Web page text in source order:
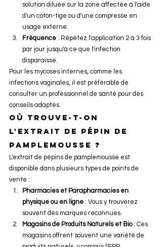
solution diluée sur la zone affectée à l'aide
d'un coton-tige ou d'une compresse en
usage externe.
Fréquence : Répétez l'application 2 à 3 fois
par jour jusqu'à ce que l'infection
disparaisse.
Pour les mycoses internes, comme les
infections vaginales, il est préférable de
consulter un professionnel de santé pour des
conseils adaptés.
Où trouve-t-on
l'extrait de pépin de
pamplemousse ?
L'extrait de pépins de pamplemousse est
disponible dans plusieurs types de points de
vente :
Pharmacies et Parapharmacies en
physique ou en ligne : Vous y trouverez
souvent des marques reconnues.
Magasins de Produits Naturels et Bio : Ces
magasins offrent souvent une variété de